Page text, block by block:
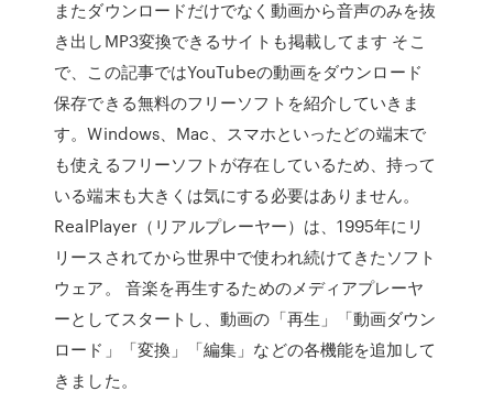
またダウンロードだけでなく動画から音声のみを抜
き出しMP3変換できるサイトも掲載してます そこ
で、この記事ではYouTubeの動画をダウンロード
保存できる無料のフリーソフトを紹介していきま
す。Windows、Mac、スマホといったどの端末で
も使えるフリーソフトが存在しているため、持って
いる端末も大きくは気にする必要はありません。
RealPlayer（リアルプレーヤー）は、1995年にリ
リースされてから世界中で使われ続けてきたソフト
ウェア。 音楽を再生するためのメディアプレーヤ
ーとしてスタートし、動画の「再生」「動画ダウン
ロード」「変換」「編集」などの各機能を追加して
きました。